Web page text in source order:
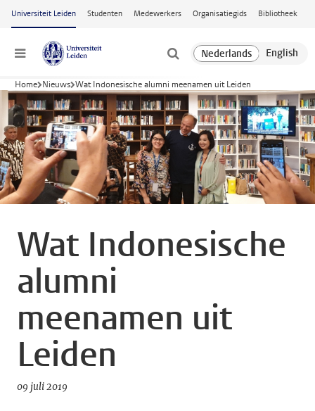
Ga naar hoofdinhoud
Universiteit Leiden Studenten Medewerkers Organisatiegids Bibliotheek
Menu
Home Nieuws Wat Indonesische alumni meenamen uit Leiden
Wat Indonesische
alumni
meenamen uit
Leiden
09 juli 2019